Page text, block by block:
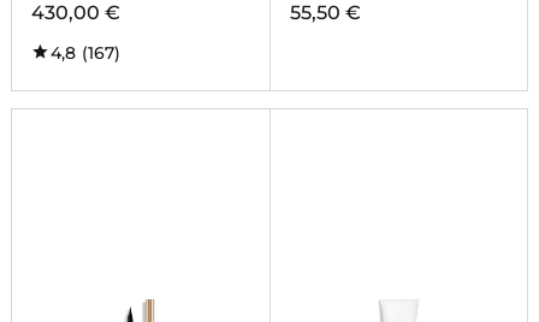
430,00 €
4,8 (167)
55,50 €